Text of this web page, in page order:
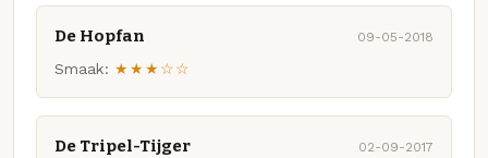
De Hopfan 09-05-2018
Smaak: ★★★☆☆
De Tripel-Tijger 02-09-2017